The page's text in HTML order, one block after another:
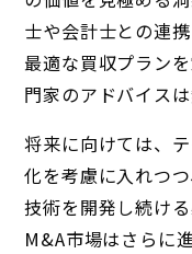
士や会計士との連
最適な買収プラン
門家のアドバイス
将来に向けては、
化を考慮に入れつ
技術を開発し続け
M&A市場はさらに